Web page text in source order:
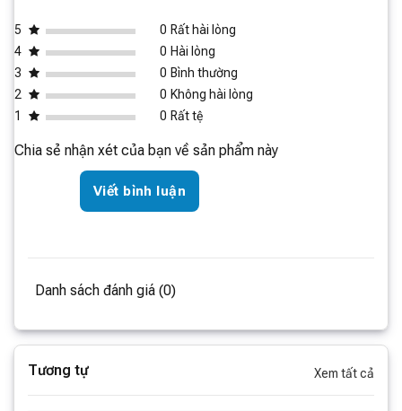
5 0 Rất hài lòng
4
0 Hài lòng
3
0 Bình thường
2
0 Không hài lòng
1
0 Rất tệ
Chia sẻ nhận xét của bạn về sản phẩm này
Viết bình luận
Danh sách đánh giá (0)
Tương tự Xem tất cả